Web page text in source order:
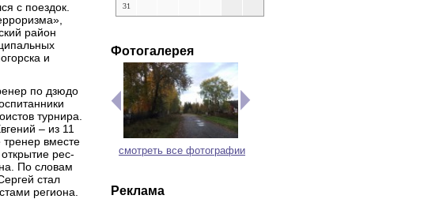
с поездок.
район
и
по дзюдо
турнира.
– из 11
тренер вместе
рес-
По словам
стал
региона.
31
Фотогалерея
смотреть все фотографии
Реклама